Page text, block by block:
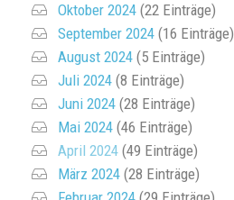
Oktober 2024 (22 Einträge)
September 2024 (16 Einträge)
August 2024 (5 Einträge)
Juli 2024 (8 Einträge)
Juni 2024 (28 Einträge)
Mai 2024 (46 Einträge)
April 2024 (49 Einträge)
März 2024 (28 Einträge)